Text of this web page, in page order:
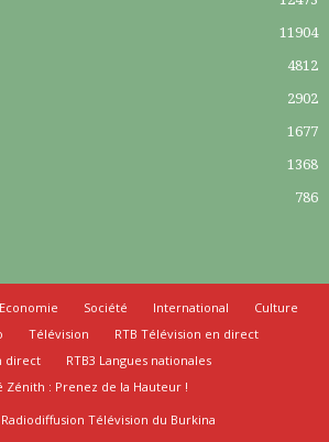
11904
4812
2902
1677
1368
786
Economie Société International
Culture
Télévision
RTB Télévision en direct
direct
RTB3 Langues nationales
Zénith : Prenez de la Hauteur !
Télévision du Burkina